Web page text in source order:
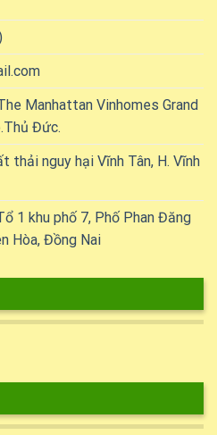
Manhattan Vinhomes Grand
Đức.
thải nguy hại Vĩnh Tân, H. Vĩnh
1 khu phố 7, Phố Phan Đăng
Hòa, Đồng Nai